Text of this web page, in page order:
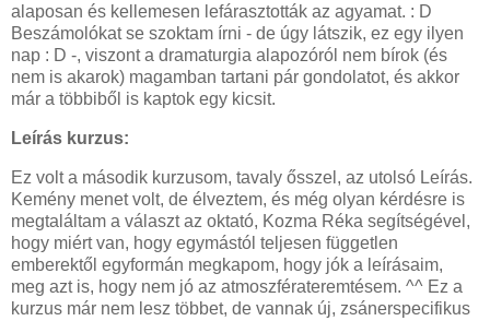
alaposan és kellemesen lefárasztották az agyamat. : D
Beszámolókat se szoktam írni - de úgy látszik, ez egy ilyen
nap : D -, viszont a dramaturgia alapozóról nem bírok (és
nem is akarok) magamban tartani pár gondolatot, és akkor
már a többiből is kaptok egy kicsit.
Leírás kurzus:
Ez volt a második kurzusom, tavaly ősszel, az utolsó Leírás.
Kemény menet volt, de élveztem, és még olyan kérdésre is
megtaláltam a választ az oktató, Kozma Réka segítségével,
hogy miért van, hogy egymástól teljesen független
emberektől egyformán megkapom, hogy jók a leírásaim,
meg azt is, hogy nem jó az atmoszférateremtésem. ^^ Ez a
kurzus már nem lesz többet, de vannak új, zsánerspecifikus